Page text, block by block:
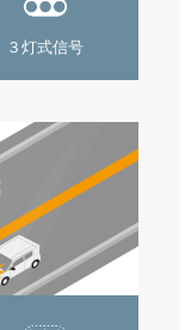
３灯式信号